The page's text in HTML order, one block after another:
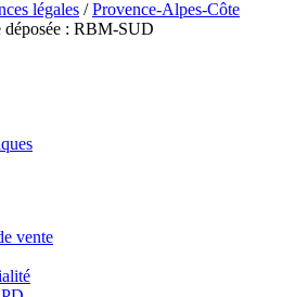
légales /Provence-Alpes-Côte
déposée : RBM-SUD
vente